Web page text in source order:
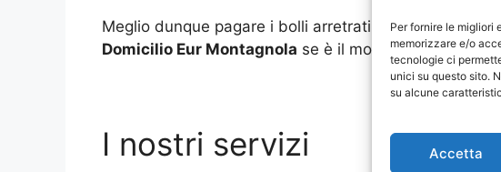
Per fornire le migliori
memorizzare e/o
tecnologie ci
unici su questo sito.
su alcune
Accetta
Meglio dunque pagare i bolli arretrati, se ce ne sono,
Domicilio Eur Montagnola se è il momento di
I nostri servizi